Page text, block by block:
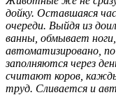
дойку. Оставшаяся
очереди. Выйдя из
ванны, обмывает
автоматизировано,
заполняются через
считают коров,
труд. Сливается и